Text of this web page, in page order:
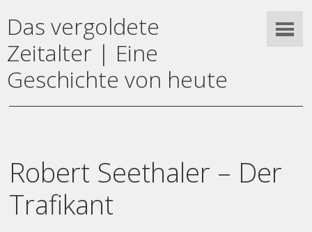
Das vergoldete
Zeitalter | Eine
Geschichte von heute
Robert Seethaler – Der
Trafikant